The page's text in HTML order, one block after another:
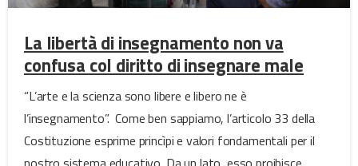
La libertà di insegnamento non va
confusa col diritto di insegnare male
“L’arte e la scienza sono libere e libero ne è
l’insegnamento”. Come ben sappiamo, l’articolo 33 della
Costituzione esprime princìpi e valori fondamentali per il